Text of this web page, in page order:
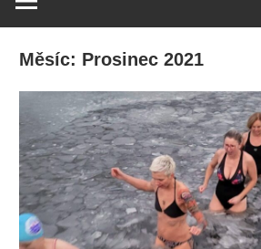
u
Žida
Měsíc: Prosinec 2021